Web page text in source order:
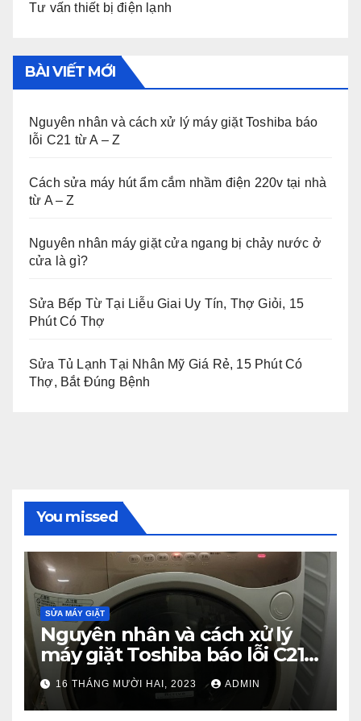
Tư vấn thiết bị điện lạnh
BÀI VIẾT MỚI
Nguyên nhân và cách xử lý máy giặt Toshiba báo
lỗi C21 từ A – Z
Cách sửa máy hút ẩm cắm nhầm điện 220v tại nhà
từ A – Z
Nguyên nhân máy giặt cửa ngang bị chảy nước ở
cửa là gì?
Sửa Bếp Từ Tại Liễu Giai Uy Tín, Thợ Giỏi, 15
Phút Có Thợ
Sửa Tủ Lạnh Tại Nhân Mỹ Giá Rẻ, 15 Phút Có
Thợ, Bắt Đúng Bệnh
You missed
SỬA MÁY GIẶT
Nguyên nhân và cách xử lý
máy giặt Toshiba báo lỗi C21
từ A – Z
16 THÁNG MƯỜI HAI, 2023 ADMIN